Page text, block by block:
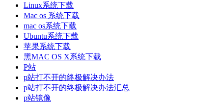
Linux系统下载
Mac os 系统下载
mac os系统下载
Ubuntu系统下载
苹果系统下载
黑MAC OS X系统下载
P站
p站打不开的终极解决办法
p站打不开的终极解决办法汇总
p站镜像